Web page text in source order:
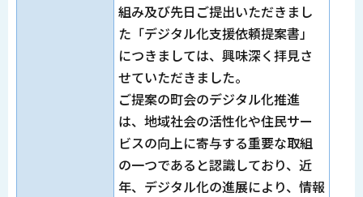
組み及び先日ご提出いただきまし
た「デジタル化支援依頼提案書」
につきましては、興味深く拝見さ
せていただきました。
ご提案の町会のデジタル化推進
は、地域社会の活性化や住民サー
ビスの向上に寄与する重要な取組
の一つであると認識しており、近
年、デジタル化の進展により、情報